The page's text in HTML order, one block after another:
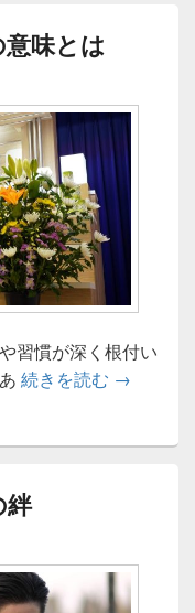
味とは
習慣が深く根付い
続きを読む 家族の絆
→
絆